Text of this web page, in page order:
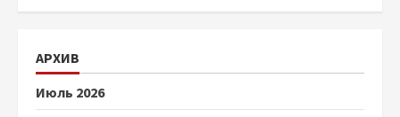
АРХИВ
Июль 2026